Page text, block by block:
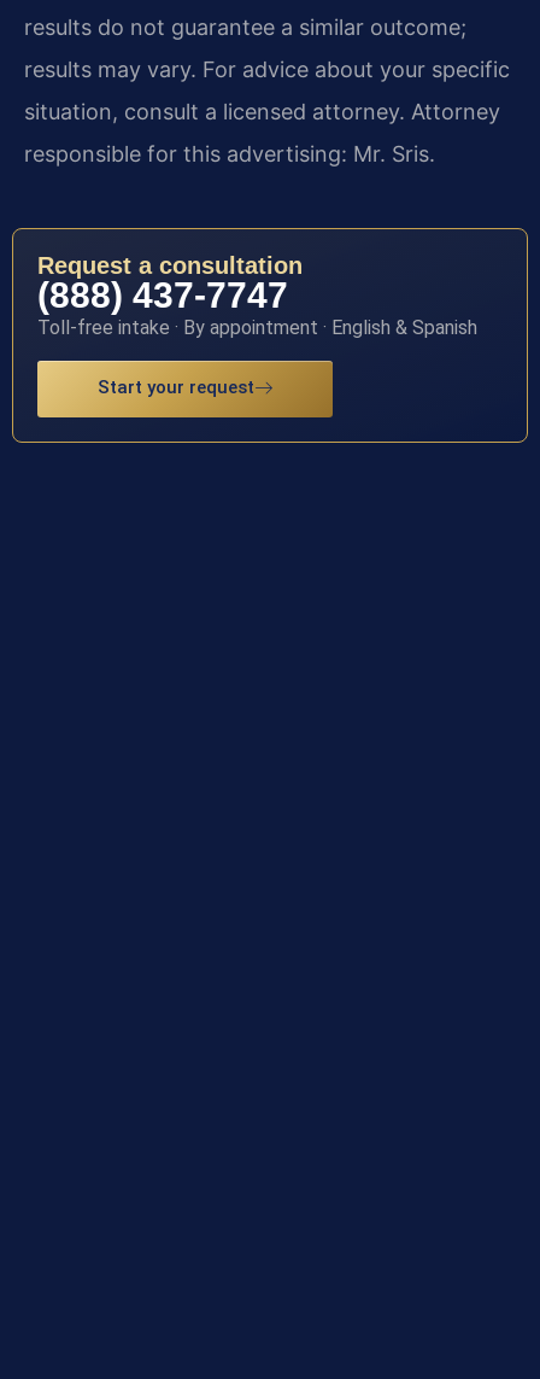
results do not guarantee a similar outcome;
results may vary. For advice about your specific
situation, consult a licensed attorney. Attorney
responsible for this advertising: Mr. Sris.
Request a consultation
(888) 437-7747
Toll-free intake · By appointment · English & Spanish
Start your request